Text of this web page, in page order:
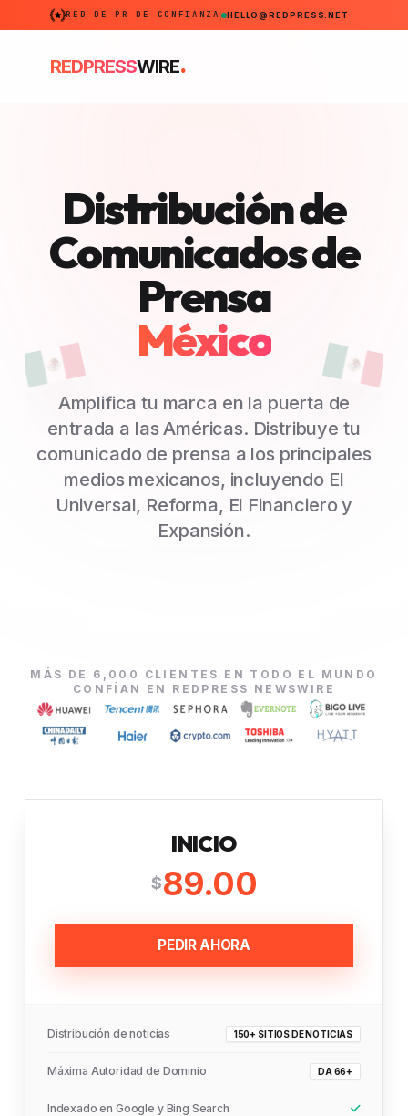
RED DE PR DE CONFIANZA HELLO@REDPRESS.NET
REDPRESSWIRE.
Distribución de
Comunicados de
Prensa
México
Amplifica tu marca en la puerta de
entrada a las Américas. Distribuye tu
comunicado de prensa a los principales
medios mexicanos, incluyendo El
Universal, Reforma, El Financiero y
Expansión.
MÁS DE 6,000 CLIENTES EN TODO EL MUNDO
CONFÍAN EN REDPRESS NEWSWIRE
INICIO
$89.00
PEDIR AHORA
Distribución de noticias 150+ SITIOS DE NOTICIAS
Máxima Autoridad de Dominio DA 66+
Indexado en Google y Bing Search